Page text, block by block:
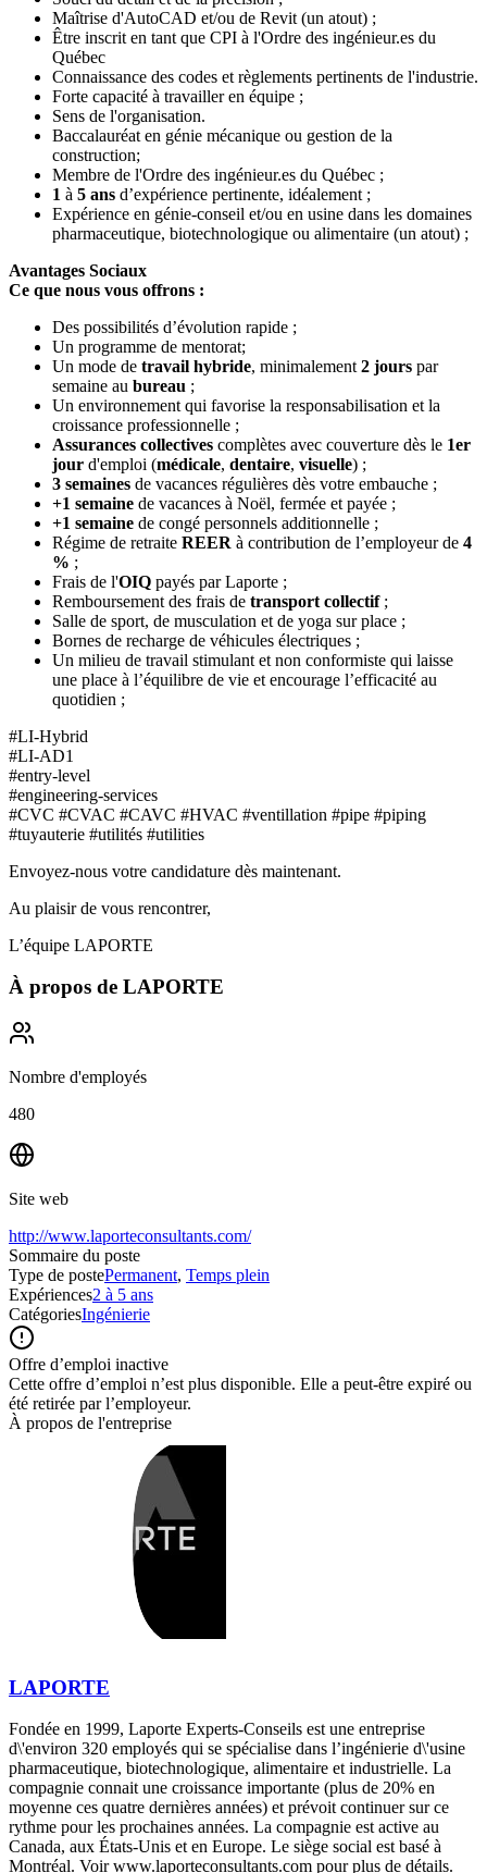
Maîtrise d'AutoCAD et/ou de Revit (un atout) ;
Être inscrit en tant que CPI à l'Ordre des ingénieur.es du
Québec
Connaissance des codes et règlements pertinents de l'industrie.
Forte capacité à travailler en équipe ;
Sens de l'organisation.
Baccalauréat en génie mécanique ou gestion de la
construction;
Membre de l'Ordre des ingénieur.es du Québec ;
1 à 5 ans d’expérience pertinente, idéalement ;
Expérience en génie-conseil et/ou en usine dans les domaines
pharmaceutique, biotechnologique ou alimentaire (un atout) ;
Avantages Sociaux
Ce que nous vous offrons :
Des possibilités d’évolution rapide ;
Un programme de mentorat;
Un mode de travail hybride, minimalement 2 jours par
semaine au bureau ;
Un environnement qui favorise la responsabilisation et la
croissance professionnelle ;
Assurances collectives complètes avec couverture dès le 1er
jour d'emploi (médicale, dentaire, visuelle) ;
3 semaines de vacances régulières dès votre embauche ;
+1 semaine de vacances à Noël, fermée et payée ;
+1 semaine de congé personnels additionnelle ;
Régime de retraite REER à contribution de l’employeur de 4
% ;
Frais de l'OIQ payés par Laporte ;
Remboursement des frais de transport collectif ;
Salle de sport, de musculation et de yoga sur place ;
Bornes de recharge de véhicules électriques ;
Un milieu de travail stimulant et non conformiste qui laisse
une place à l’équilibre de vie et encourage l’efficacité au
quotidien ;
#LI-Hybrid
#LI-AD1
#entry-level
#engineering-services
#CVC #CVAC #CAVC #HVAC #ventillation #pipe #piping
#tuyauterie #utilités #utilities
Envoyez-nous votre candidature dès maintenant.
Au plaisir de vous rencontrer,
L’équipe LAPORTE
À propos de LAPORTE
Nombre d'employés
480
Site web
http://www.laporteconsultants.com/
Sommaire du poste
Type de postePermanent, Temps plein
Expériences2 à 5 ans
CatégoriesIngénierie
Offre d’emploi inactive
Cette offre d’emploi n’est plus disponible. Elle a peut-être expiré ou
été retirée par l’employeur.
À propos de l'entreprise
LAPORTE
Fondée en 1999, Laporte Experts-Conseils est une entreprise
d\'environ 320 employés qui se spécialise dans l’ingénierie d\'usine
pharmaceutique, biotechnologique, alimentaire et industrielle. La
compagnie connait une croissance importante (plus de 20% en
moyenne ces quatre dernières années) et prévoit continuer sur ce
rythme pour les prochaines années. La compagnie est active au
Canada, aux États-Unis et en Europe. Le siège social est basé à
Montréal. Voir www.laporteconsultants.com pour plus de détails.